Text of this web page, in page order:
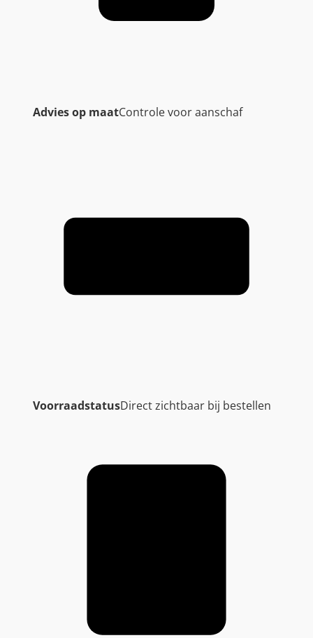
Advies op maatControle voor aanschaf
VoorraadstatusDirect zichtbaar bij bestellen